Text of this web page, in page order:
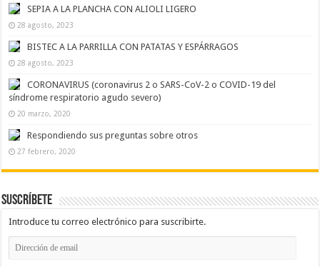
SEPIA A LA PLANCHA CON ALIOLI LIGERO
28 agosto, 2023
BISTEC A LA PARRILLA CON PATATAS Y ESPÁRRAGOS
28 agosto, 2023
CORONAVIRUS (coronavirus 2 o SARS-CoV-2 o COVID-19 del
síndrome respiratorio agudo severo)
20 marzo, 2020
Respondiendo sus preguntas sobre otros
27 febrero, 2020
Suscríbete
Introduce tu correo electrónico para suscribirte.
Dirección
de